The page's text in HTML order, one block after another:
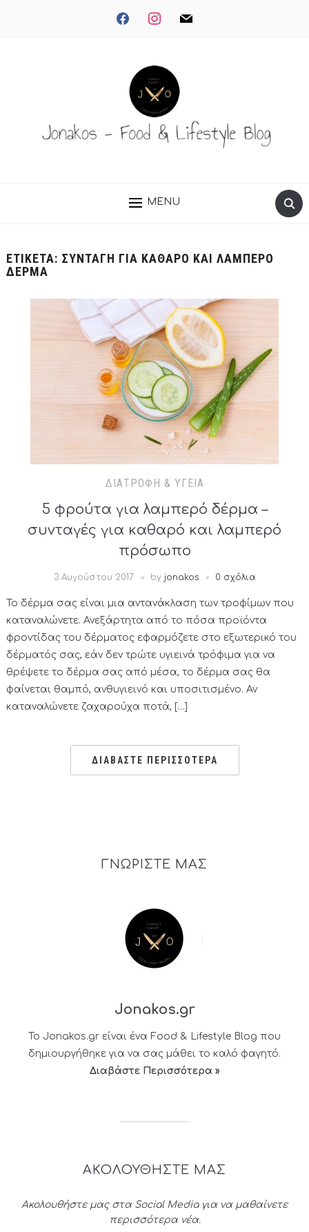
facebookinstagrammail
MENU
ΕΤΙΚΈΤΑ: ΣΥΝΤΑΓΉ ΓΙΑ ΚΑΘΑΡΌ ΚΑΙ ΛΑΜΠΕΡΌ
ΔΈΡΜΑ
ΔΙΑΤΡΟΦΉ & ΥΓΕΊΑ
5 φρούτα για λαμπερό δέρμα –
συνταγές για καθαρό και λαμπερό
πρόσωπο
3 Αυγούστου 2017 by jonakos 0 σχόλια
Το δέρμα σας είναι μια αντανάκλαση των τροφίμων που
καταναλώνετε. Ανεξάρτητα από το πόσα προϊόντα
φροντίδας του δέρματος εφαρμόζετε στο εξωτερικό του
δέρματός σας, εάν δεν τρώτε υγιεινά τρόφιμα για να
θρέψετε το δέρμα σας από μέσα, το δέρμα σας θα
φαίνεται θαμπό, ανθυγιεινό και υποσιτισμένο. Αν
καταναλώνετε ζαχαρούχα ποτά, […]
ΔΙΑΒΑΣΤΕ ΠΕΡΙΣΣΟΤΕΡΑ
ΓΝΩΡΙΣΤΕ ΜΑΣ
Jonakos.gr
Το Jonakos.gr είναι ένα Food & Lifestyle Blog που
δημιουργήθηκε για να σας μάθει το καλό φαγητό.
Διαβάστε Περισσότερα »
ΑΚΟΛΟΥΘΗΣΤΕ ΜΑΣ
Ακολουθήστε μας στα Social Media για να μαθαίνετε
περισσότερα νέα.